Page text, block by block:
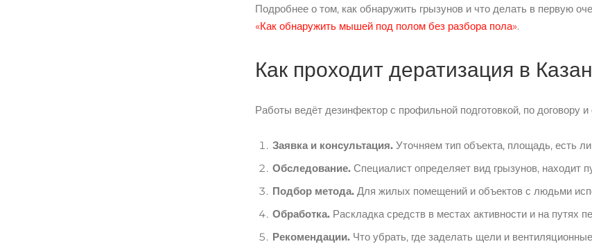
Подробнее о том, как обнаружить грызунов и что делать в первую
«Как обнаружить мышей под полом без разбора пола».
Как проходит дератизация в
Работы ведёт дезинфектор с профильной подготовкой, по договору и
Заявка и консультация. Уточняем тип объекта, площадь, есть
Обследование. Специалист определяет вид грызунов, находит
Подбор метода. Для жилых помещений и объектов с людьми
Обработка. Раскладка средств в местах активности и на путях
Рекомендации. Что убрать, где заделать щели и